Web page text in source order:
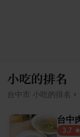
小吃的排名
台中市 小吃 的排名 ›
台中
3.7